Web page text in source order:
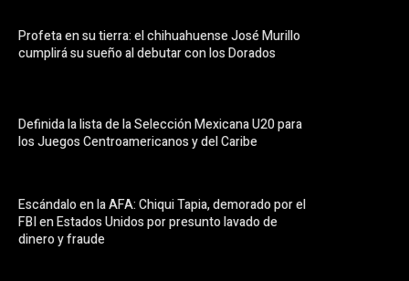
Profeta en su tierra: el chihuahuense José Murillo
cumplirá su sueño al debutar con los Dorados
Definida la lista de la Selección Mexicana U20 para
los Juegos Centroamericanos y del Caribe
Escándalo en la AFA: Chiqui Tapia, demorado por el
FBI en Estados Unidos por presunto lavado de
dinero y fraude